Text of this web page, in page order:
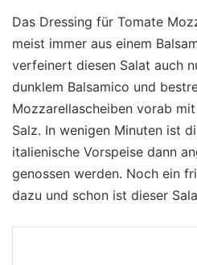
Das Dressing für Tomate
meist immer aus einem
verfeinert diesen Salat auch
dunklem Balsamico und
Mozzarellascheiben vorab
Salz. In wenigen Minuten ist
italienische Vorspeise dann
genossen werden. Noch ein
dazu und schon ist dieser